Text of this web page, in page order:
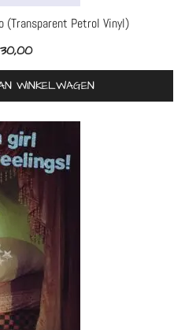
(Transparent Petrol Vinyl)
30,00
WINKELWAGEN